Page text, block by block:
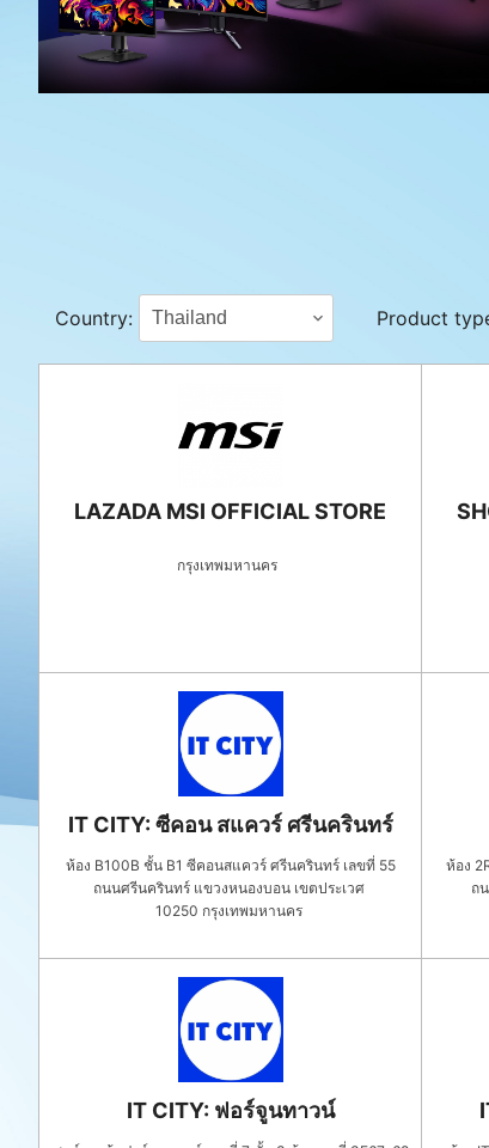
Country: Product
LAZADA MSI OFFICIAL STORE
กรุงเทพมหานคร
IT CITY: ซีคอน สแควร์ ศรีนครินทร์
ห้อง B100B ชั้น B1 ซีคอนสแควร์ ศรีนครินทร์ เลขที่ 55
ถนนศรีนครินทร์ แขวงหนองบอน เขตประเวศ
10250 กรุงเทพมหานคร
ห้อง
ถ
IT CITY: ฟอร์จูนทาวน์